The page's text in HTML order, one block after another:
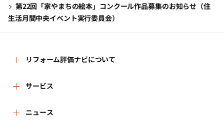
第22回「家やまちの絵本」コンクール作品募集のお知らせ（住
生活月間中央イベント実行委員会）
リフォーム評価ナビについて
リフォーム評価ナビとは
運営体制
サービス
リフォーム会社を探す
ニュース